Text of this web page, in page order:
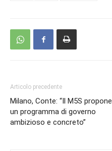
Articolo precedente
Milano, Conte: “Il M5S propone
un programma di governo
ambizioso e concreto”